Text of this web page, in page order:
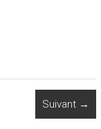
Suivant →